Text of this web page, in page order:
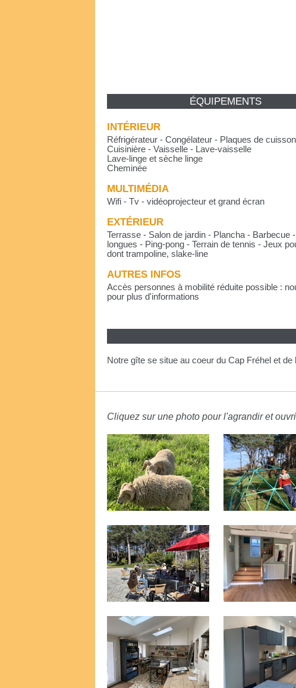
ÉQUIPEMENTS
INTÉRIEUR
Réfrigérateur - Congélateur - Plaques de
Cuisinière - Vaisselle - Lave-vaisselle
Lave-linge et sèche linge
Cheminée
MULTIMÉDIA
Wifi - Tv - vidéoprojecteur et grand écran
EXTÉRIEUR
Terrasse - Salon de jardin - Plancha - Barbecue
longues - Ping-pong - Terrain de tennis - Jeux
dont trampoline, slake-line
AUTRES INFOS
Accès personnes à mobilité réduite possible :
pour plus d'informations
Notre gîte se situe au coeur du Cap Fréhel et
Cliquez sur une photo pour l'agrandir et